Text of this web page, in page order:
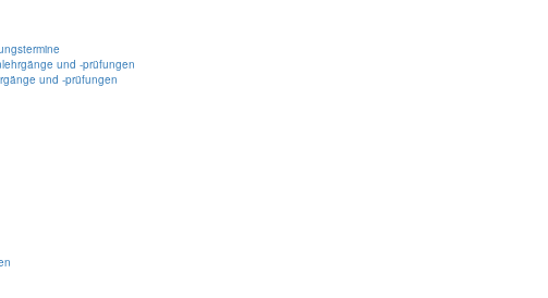
und -prüfungen
und -prüfungen